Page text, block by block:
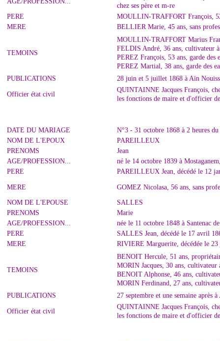
chez ses père et m-re
PERE
MOULLIN-TRAFFORT François,
MERE
BELLIER Marie, 45 ans, sans
TEMOINS
MOULLIN-TRAFFORT Marius
FELDIS André, 36 ans, cultivateur
PEREZ François, 53 ans, garde des
PEREZ Martial, 38 ans, garde des
PUBLICATIONS
28 juin et 5 juillet 1868 à Aïn
Officier état civil
QUINTAINNE Jacques François,
les fonctions de maire et d'officier
DATE DU MARIAGE
N°3 - 31 octobre 1868 à 2 heures
NOM DE L'EPOUX
PAREILLEUX
PRENOMS
Jean
AGE/PROFESSION...
né le 14 octobre 1839 à
PERE
PAREILLEUX Jean, décédé le 12
MERE GOMEZ Nicolasa, 56 ans, sans
NOM DE L'EPOUSE
SALLES
PRENOMS
Marie
AGE/PROFESSION...
née le 11 octobre 1848 à Santenac
PERE
SALLES Jean, décédé le 17 avril
MERE
RIVIERE Marguerite, décédée le
TEMOINS
BENOIT Hercule, 51 ans,
MORIN Jacques, 30 ans, cultivateur
BENOIT Alphonse, 46 ans,
MORIN Ferdinand, 27 ans,
PUBLICATIONS
27 septembre et une semaine après
Officier état civil
QUINTAINNE Jacques François,
les fonctions de maire et d'officier